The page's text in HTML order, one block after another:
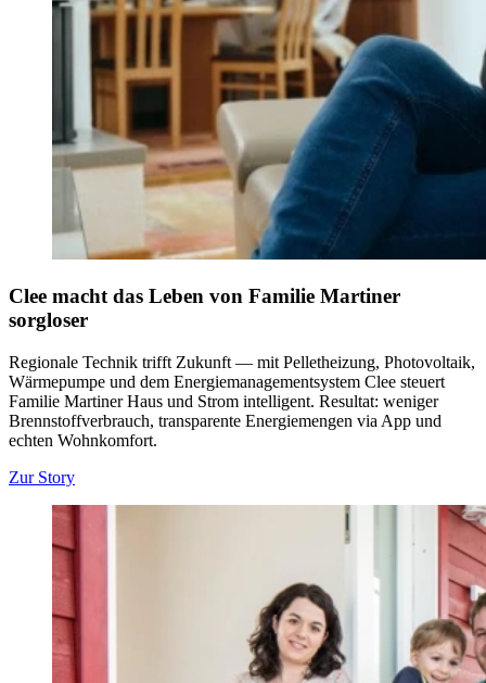
Clee macht das Leben von Familie Martiner
sorgloser
Regionale Technik trifft Zukunft — mit Pelletheizung, Photovoltaik,
Wärmepumpe und dem Energiemanagementsystem Clee steuert
Familie Martiner Haus und Strom intelligent. Resultat: weniger
Brennstoffverbrauch, transparente Energiemengen via App und
echten Wohnkomfort.
Zur Story